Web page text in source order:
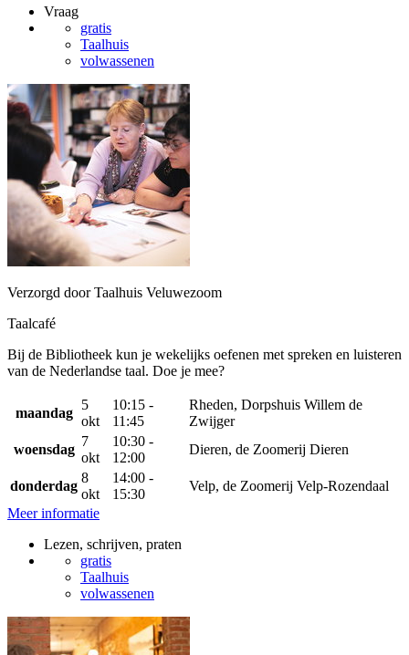
Vraag
gratis
Taalhuis
volwassenen
Verzorgd door Taalhuis Veluwezoom
Taalcafé
Bij de Bibliotheek kun je wekelijks oefenen met spreken en luisteren
van de Nederlandse taal. Doe je mee?
maandag
5
okt
10:15 -
11:45
Rheden, Dorpshuis Willem de
Zwijger
woensdag
7
okt
10:30 -
12:00
Dieren, de Zoomerij Dieren
donderdag
8
okt
14:00 -
15:30
Velp, de Zoomerij Velp-Rozendaal
Meer informatie
Lezen, schrijven, praten
gratis
Taalhuis
volwassenen